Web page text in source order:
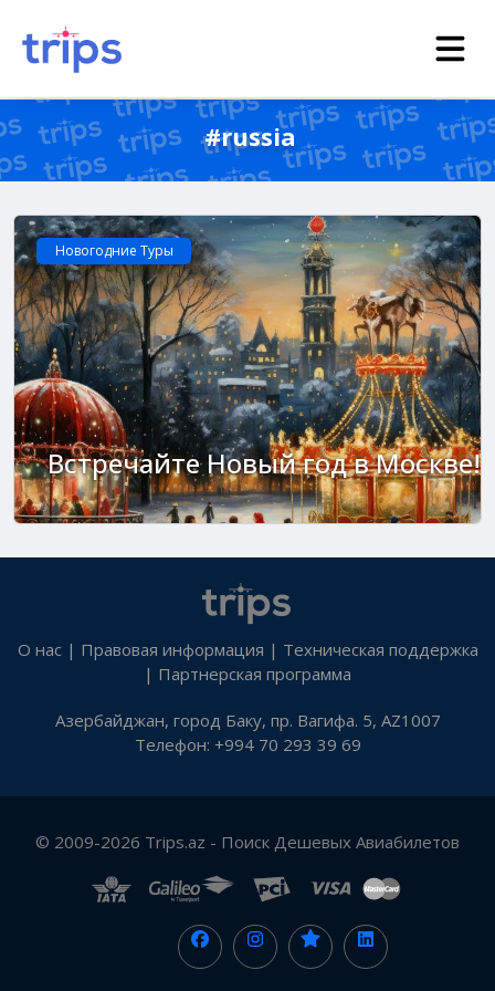
#russia
Новогодние Туры
Встречайте Новый год в Москве!
О нас| Правовая информация | Техническая поддержка
| Партнерская программа
Азербайджан, город Баку, пр. Вагифа. 5, AZ1007
Телефон: +994 70 293 39 69
© 2009-2026 Trips.az - Поиск Дешевых Авиабилетов